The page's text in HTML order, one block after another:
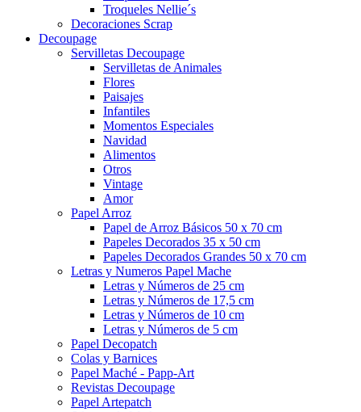
Troqueles Nellie´s
Decoraciones Scrap
Decoupage
Servilletas Decoupage
Servilletas de Animales
Flores
Paisajes
Infantiles
Momentos Especiales
Navidad
Alimentos
Otros
Vintage
Amor
Papel Arroz
Papel de Arroz Básicos 50 x 70 cm
Papeles Decorados 35 x 50 cm
Papeles Decorados Grandes 50 x 70 cm
Letras y Numeros Papel Mache
Letras y Números de 25 cm
Letras y Números de 17,5 cm
Letras y Números de 10 cm
Letras y Números de 5 cm
Papel Decopatch
Colas y Barnices
Papel Maché - Papp-Art
Revistas Decoupage
Papel Artepatch